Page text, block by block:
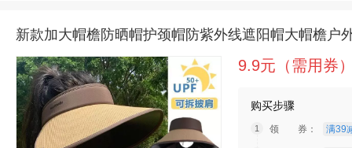
新款加大帽檐防晒帽护颈帽防紫外线遮阳帽大帽檐户
9.9元（需用券
购买步骤
领 券： 满39